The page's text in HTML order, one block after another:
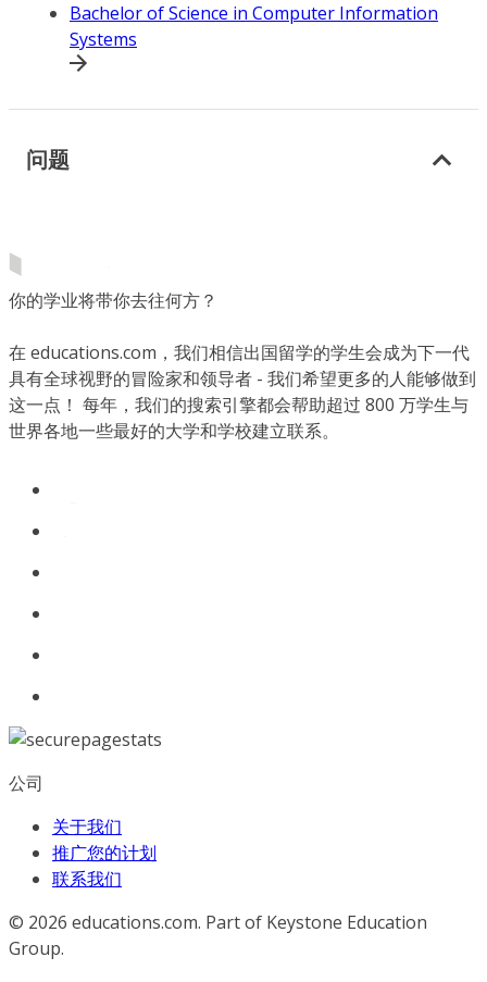
Bachelor of Science in Computer Information
Systems
问题
你的学业将带你去往何方？
在 educations.com，我们相信出国留学的学生会成为下一代
具有全球视野的冒险家和领导者 - 我们希望更多的人能够做到
这一点！ 每年，我们的搜索引擎都会帮助超过 800 万学生与
世界各地一些最好的大学和学校建立联系。
公司
关于我们
推广您的计划
联系我们
© 2026 educations.com. Part of Keystone Education
Group.